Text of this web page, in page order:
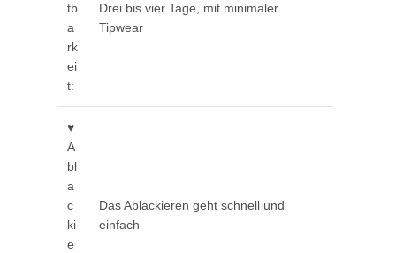
tb
a
rk
ei
t:
Drei bis vier Tage, mit minimaler
Tipwear
♥
A
bl
a
c
ki
e
Das Ablackieren geht schnell und
einfach